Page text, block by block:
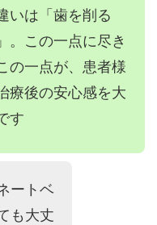
いは「歯を削る
。この一点に尽き
の一点が、患者様
療後の安心感を大
す
ートベ
も大丈